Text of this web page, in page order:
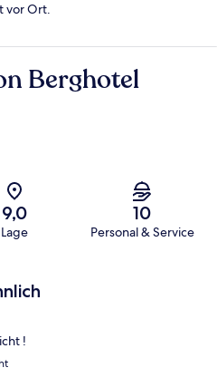
vor Ort.
Berghotel
9,0
Lage
10
Personal & Service
!